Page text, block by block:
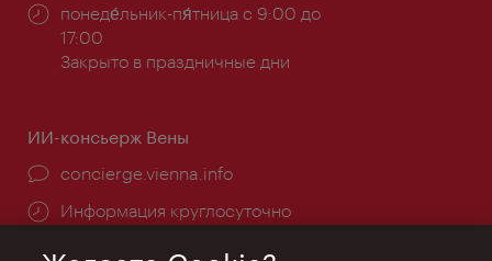
Часы
работы:
понеде́льник-пя́тница с 9:00 до
17:00
Закрыто в праздничные дни
ИИ-консьерж Вены
concierge.vienna.info
Информация круглосуточно